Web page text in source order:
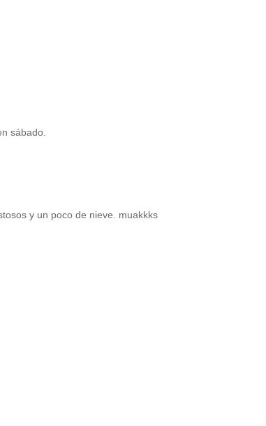
sábado.
y un poco de nieve. muakkks